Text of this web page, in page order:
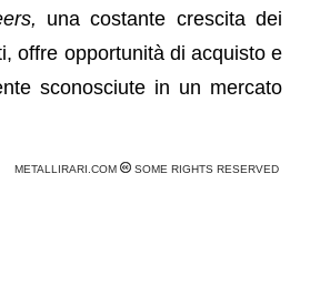
una costante crescita dei
offre opportunità di acquisto e
sconosciute in un mercato
METALLIRARI.COM SOME RIGHTS RESERVED